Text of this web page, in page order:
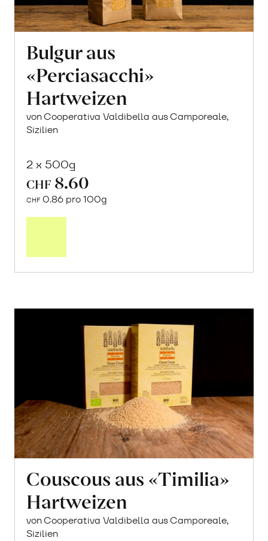
Bulgur aus
«Perciasacchi»
Hartweizen
von Cooperativa Valdibella aus Camporeale,
Sizilien
2 x 500g
CHF 8.60
CHF 0.86 pro 100g
Couscous aus «Timilia»
Hartweizen
von Cooperativa Valdibella aus Camporeale,
Sizilien